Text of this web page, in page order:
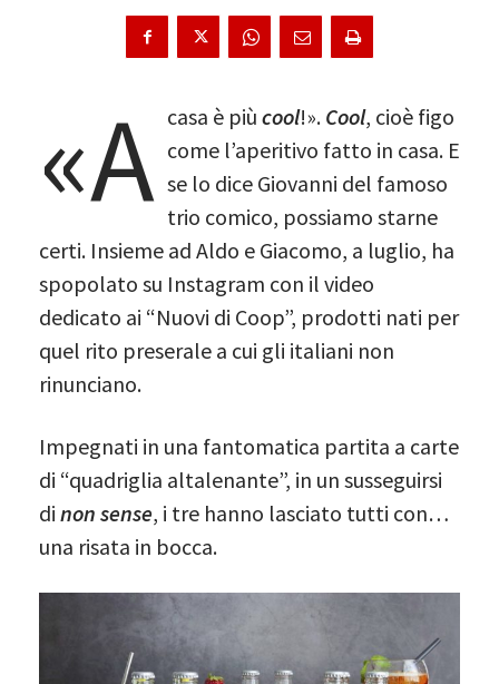
«A casa è più cool!».Cool, cioè figo
come l’aperitivo fatto in casa. E
se lo dice Giovanni del famoso
trio comico, possiamo starne
certi. Insieme ad Aldo e Giacomo, a luglio, ha
spopolato su Instagram con il video
dedicato ai “Nuovi di Coop”, prodotti nati per
quel rito preserale a cui gli italiani non
rinunciano.
Impegnati in una fantomatica partita a carte
di “quadriglia altalenante”, in un susseguirsi
di non sense, i tre hanno lasciato tutti con…
una risata in bocca.